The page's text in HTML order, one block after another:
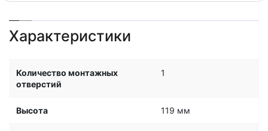
Характеристики
Количество монтажных
отверстий
1
Высота 119 мм